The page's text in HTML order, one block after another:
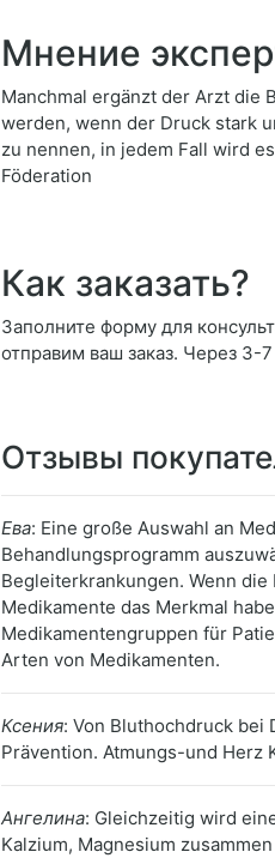
Мнение
Manchmal ergänzt der Arzt die
werden, wenn der Druck stark
zu nennen, in jedem Fall wird
Föderation
Как заказать?
Заполните форму для
отправим ваш заказ. Через 3-
Отзывы
Ева: Eine große Auswahl an
Behandlungsprogramm
Begleiterkrankungen. Wenn
Medikamente das Merkmal
Medikamentengruppen für
Arten von Medikamenten.
Ксения: Von Bluthochdruck bei
Prävention. Atmungs-und Herz
Ангелина: Gleichzeitig wird
Kalzium, Magnesium